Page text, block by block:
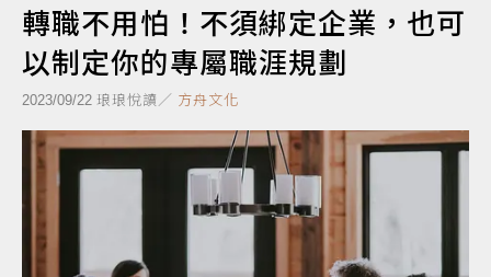
轉職不用怕！不須綁定企業，也可
以制定你的專屬職涯規劃
2023/09/22 琅琅悅讀／ 方舟文化